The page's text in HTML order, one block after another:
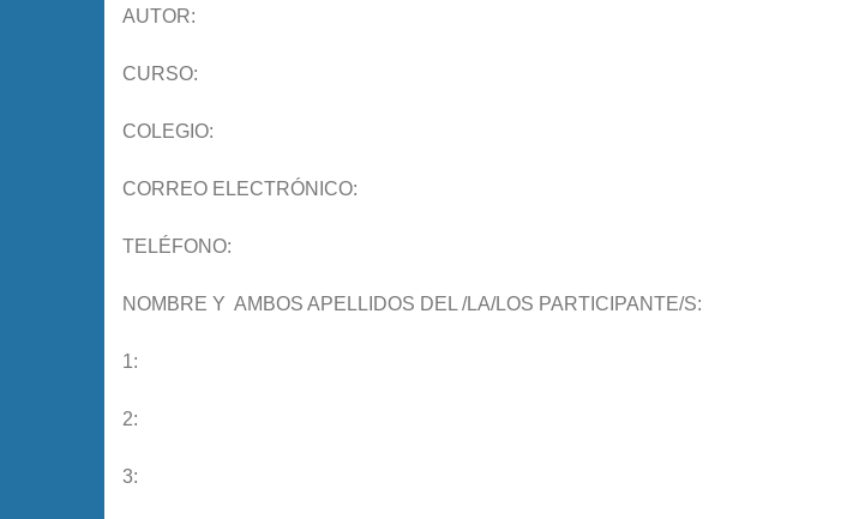
AUTOR:
CURSO:
COLEGIO:
CORREO ELECTRÓNICO:
TELÉFONO:
NOMBRE Y AMBOS APELLIDOS DEL /LA/LOS PARTICIPANTE/S:
1:
2:
3: